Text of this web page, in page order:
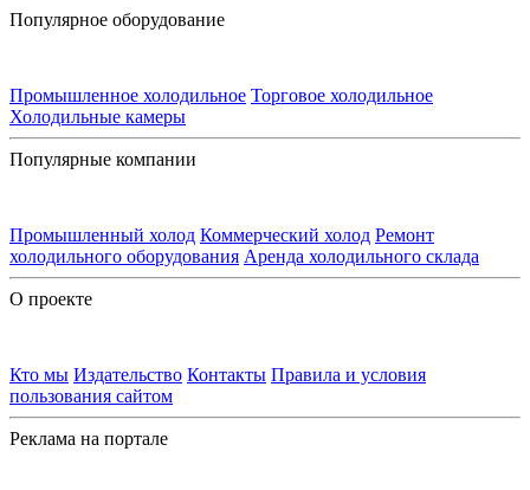
Популярное оборудование
Промышленное холодильное Торговое холодильное
Холодильные камеры
Популярные компании
Промышленный холод Коммерческий холод Ремонт
холодильного оборудования Аренда холодильного склада
О проекте
Кто мы Издательство Контакты Правила и условия
пользования сайтом
Реклама на портале